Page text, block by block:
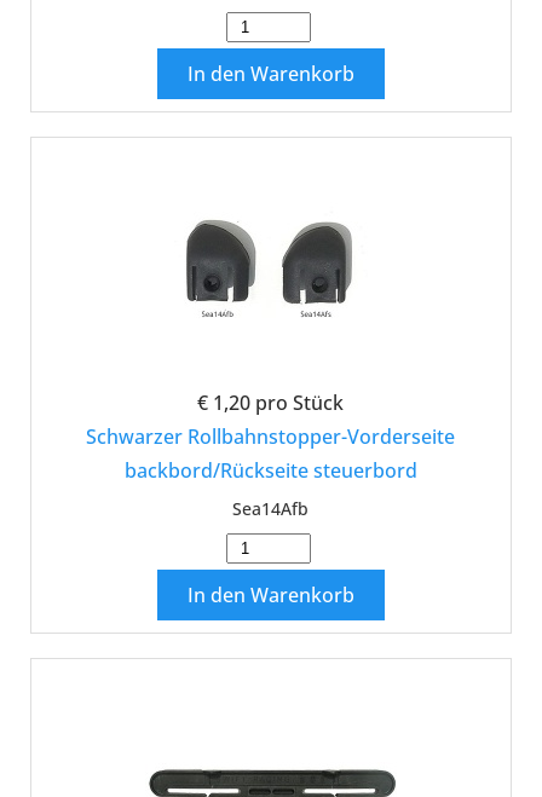
In den Warenkorb
€ 1,20 pro Stück
Schwarzer Rollbahnstopper-Vorderseite
backbord/Rückseite steuerbord
Sea14Afb
In den Warenkorb